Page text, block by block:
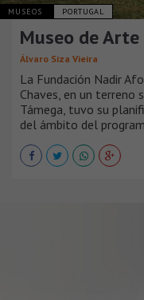
MUSEOS PORTUGAL
Museo de Arte
Álvaro Siza Vieira
La Fundación Nadir
Chaves, en un
Támega, tuvo su
del ámbito del